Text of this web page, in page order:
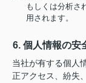
もしくは分析さ
用されます。
6. 個人情報の安
当社が有する個人
正アクセス、紛失